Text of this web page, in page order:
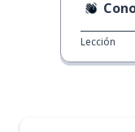
Lección